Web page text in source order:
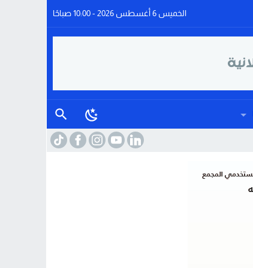
الخميس 6 أغسطس 2026 - 10:00 صباحًا